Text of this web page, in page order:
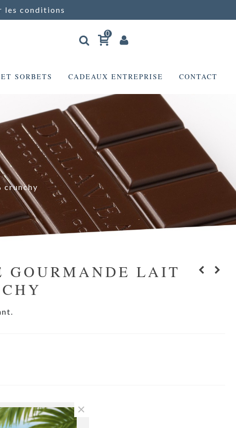
les conditions
0
SORBETS CADEAUX ENTREPRISE CONTACT
crunchy
GOURMANDE LAIT
×